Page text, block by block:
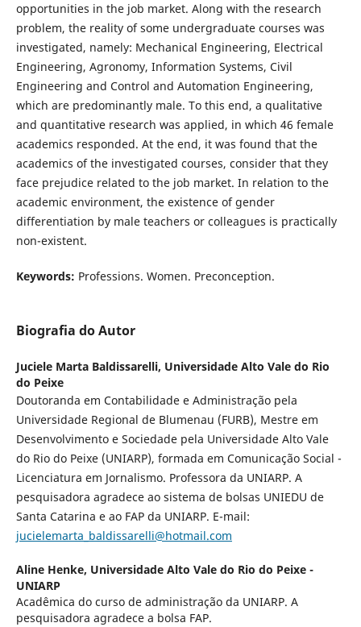
opportunities in the job market. Along with the research
problem, the reality of some undergraduate courses was
investigated, namely: Mechanical Engineering, Electrical
Engineering, Agronomy, Information Systems, Civil
Engineering and Control and Automation Engineering,
which are predominantly male. To this end, a qualitative
and quantitative research was applied, in which 46 female
academics responded. At the end, it was found that the
academics of the investigated courses, consider that they
face prejudice related to the job market. In relation to the
academic environment, the existence of gender
differentiation by male teachers or colleagues is practically
non-existent.
Keywords: Professions. Women. Preconception.
Biografia do Autor
Juciele Marta Baldissarelli, Universidade Alto Vale do Rio
do Peixe
Doutoranda em Contabilidade e Administração pela
Universidade Regional de Blumenau (FURB), Mestre em
Desenvolvimento e Sociedade pela Universidade Alto Vale
do Rio do Peixe (UNIARP), formada em Comunicação Social -
Licenciatura em Jornalismo. Professora da UNIARP. A
pesquisadora agradece ao sistema de bolsas UNIEDU de
Santa Catarina e ao FAP da UNIARP. E-mail:
jucielemarta_baldissarelli@hotmail.com
Aline Henke, Universidade Alto Vale do Rio do Peixe -
UNIARP
Acadêmica do curso de administração da UNIARP. A
pesquisadora agradece a bolsa FAP.